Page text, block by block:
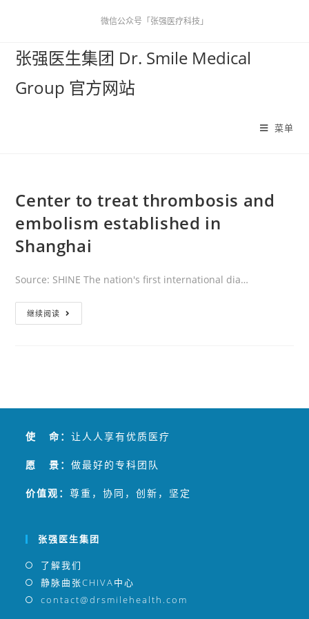
微信公众号「张强医疗科技」
张强医生集团 Dr. Smile Medical
Group 官方网站
菜单
Center to treat thrombosis and
embolism established in
Shanghai
Source: SHINE The nation's first international dia…
继续阅读
使 命：让人人享有优质医疗
愿 景：做最好的专科团队
价值观：尊重，协同，创新，坚定
张强医生集团
了解我们
静脉曲张CHIVA中心
contact@drsmilehealth.com